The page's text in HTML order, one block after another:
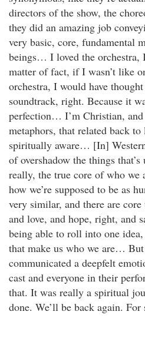
directors of the show, the
they did an amazing job
very basic, core, fundamental
beings… I loved the orchestra,
matter of fact, if I wasn’t like
orchestra, I would have
soundtrack, right. Because it
perfection… I’m Christian,
metaphors, that related back
spiritually aware… [In]
of overshadow the things
really, the true core of who we
how we’re supposed to be as
very similar, and there are
and love, and hope, right, and
being able to roll into one
that make us who we are…
communicated a deepfelt
cast and everyone in their
that. It was really a spiritual
done. We’ll be back again.